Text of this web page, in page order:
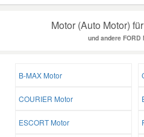
Motor (Auto Motor)
und andere FORD
B-MAX Motor
COURIER Motor
ESCORT Motor